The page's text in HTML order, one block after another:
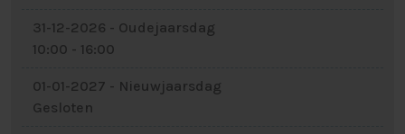
31-12-2026 - Oudejaarsdag
10:00 - 16:00
01-01-2027 - Nieuwjaarsdag
Gesloten